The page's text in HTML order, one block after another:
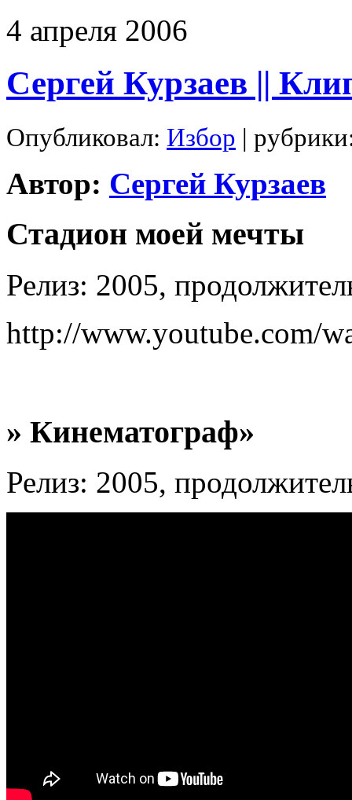
4 апреля 2006
Сергей Курзаев ||
Опубликовал: Избор |
Автор: Сергей Курзаев
Стадион моей мечты
Релиз: 2005,
http://www.youtube.com/
» Кинематограф»
Релиз: 2005,